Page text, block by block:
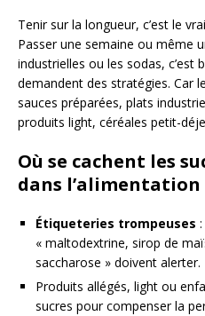
Tenir sur la longueur, c’est le
Passer une semaine ou même
industrielles ou les sodas, c’est
demandent des stratégies. Car
sauces préparées, plats
produits light, céréales petit-
Où se cachent les
dans
Étiqueteries trompeuses
« maltodextrine, sirop de
saccharose » doivent alerter.
Produits allégés, light ou
sucres pour compenser la